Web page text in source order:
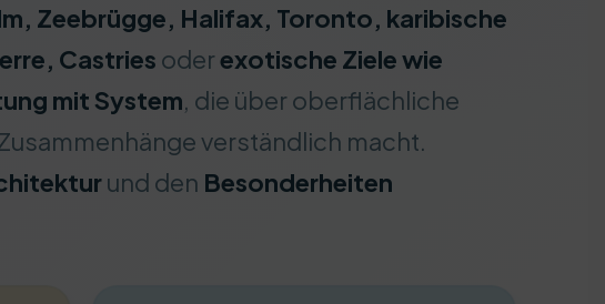
Zeebrügge, Halifax, Toronto, karibische
Castries oderexotische Ziele wie
mit System, die über oberflächliche
verständlich macht.
und den Besonderheiten